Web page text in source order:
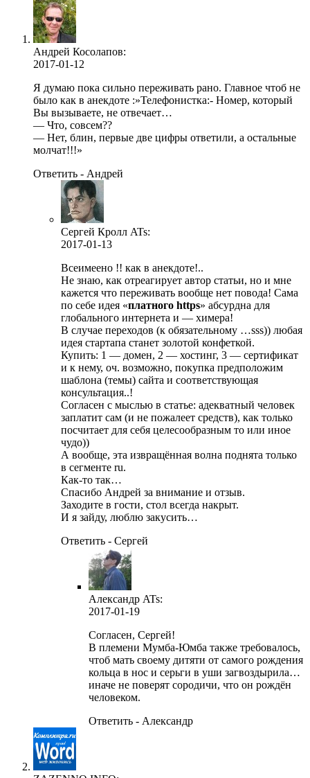
Андрей Косолапов:
2017-01-12
Я думаю пока сильно переживать рано. Главное чтоб не
было как в анекдоте :»Телефонистка:- Номер, который
Вы вызываете, не отвечает…
— Что, совсем??
— Нет, блин, первые две цифры ответили, а остальные
молчат!!!»
Ответить - Андрей
Сергей Кролл ATs:
2017-01-13
Всеимеено !! как в анекдоте!..
Не знаю, как отреагирует автор статьи, но и мне
кажется что переживать вообще нет повода! Сама
по себе идея «платного https» абсурдна для
глобального интернета и — химера!
В случае переходов (к обязательному …sss)) любая
идея стартапа станет золотой конфеткой.
Купить: 1 — домен, 2 — хостинг, 3 — сертификат
и к нему, оч. возможно, покупка предположим
шаблона (темы) сайта и соответствующая
консультация..!
Согласен с мыслью в статье: адекватный человек
заплатит сам (и не пожалеет средств), как только
посчитает для себя целесообразным то или иное
чудо))
А вообще, эта извращённая волна поднята только
в сегменте ru.
Как-то так…
Спасибо Андрей за внимание и отзыв.
Заходите в гости, стол всегда накрыт.
И я зайду, люблю закусить…
Ответить - Сергей
Александр ATs:
2017-01-19
Согласен, Сергей!
В племени Мумба-Юмба также требовалось,
чтоб мать своему дитяти от самого рождения
кольца в нос и серьги в уши загвоздырила…
иначе не поверят сородичи, что он рождён
человеком.
Ответить - Александр